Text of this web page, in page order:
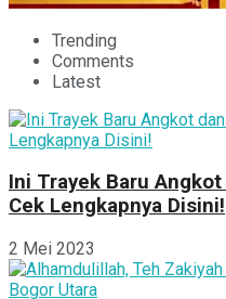
Trending
Comments
Latest
Ini Trayek Baru
Cek Lengkapnya Disini!
2 Mei 2023